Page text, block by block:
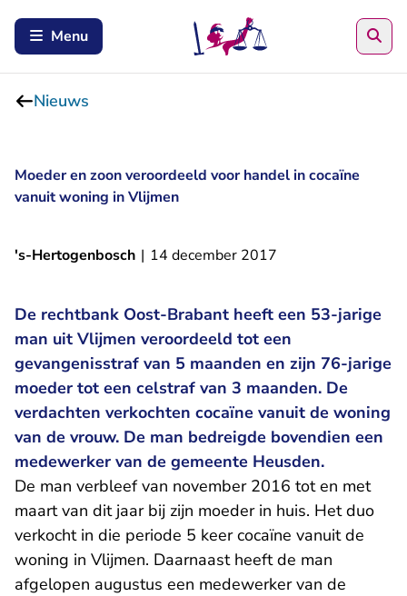
Menu
Nieuws
Moeder en zoon veroordeeld voor handel in cocaïne
vanuit woning in Vlijmen
's-Hertogenbosch | 14 december 2017
De rechtbank Oost-Brabant heeft een 53-jarige
man uit Vlijmen veroordeeld tot een
gevangenisstraf van 5 maanden en zijn 76-jarige
moeder tot een celstraf van 3 maanden. De
verdachten verkochten cocaïne vanuit de woning
van de vrouw. De man bedreigde bovendien een
medewerker van de gemeente Heusden.
De man verbleef van november 2016 tot en met
maart van dit jaar bij zijn moeder in huis. Het duo
verkocht in die periode 5 keer cocaïne vanuit de
woning in Vlijmen. Daarnaast heeft de man
afgelopen augustus een medewerker van de